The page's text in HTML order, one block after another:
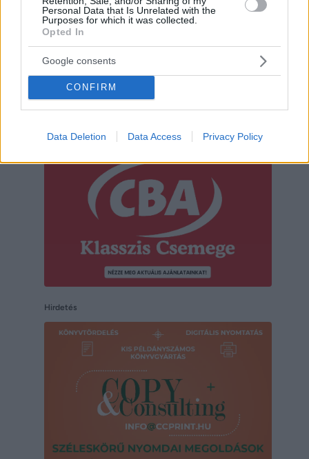
Personal Data that Is Unrelated with the
Purposes for which it was collected.
Opted In
Google consents
CONFIRM
Data Deletion Data Access Privacy Policy
Hirdetés
Hirdetés